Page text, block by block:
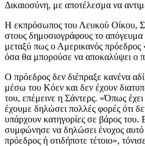
Δικαιοσύνη, με αποτέλεσμα να
H εκπρόσωπος του Λευκού Οίκου,
στους δημοσιογράφους το απόγευμα
μεταξύ πως ο Αμερικανός πρόεδρος
όσα θα μπορούσε να αποκαλύψει ο
Ο πρόεδρος δεν διέπραξε κανένα
μέσω του Κόεν και δεν έχουν
του, επέμεινε η Σάντερς. «Όπως
έχουμε δηλώσει πολλές φορές ότι
υπάρχουν κατηγορίες σε βάρος
συμφώνησε να δηλώσει ένοχος αυτό
πρόεδρος ή οτιδήποτε τέτοιο»,